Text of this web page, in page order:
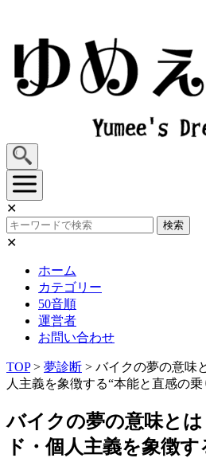
content
✕
検索
✕
ホーム
カテゴリー
50音順
運営者
お問い合わせ
TOP> 夢診断 > バイクの夢の意味
人主義を象徴する“本能と直感の乗
バイクの夢の意味と
ド・個人主義を象徴